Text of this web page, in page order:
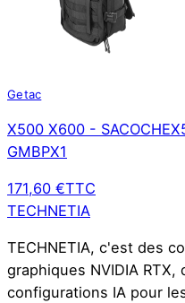
Getac
X500 X600 -
GMBPX1
171,60 €TTC
TECHNETIA
TECHNETIA, c'est des
graphiques NVIDIA
configurations IA pour